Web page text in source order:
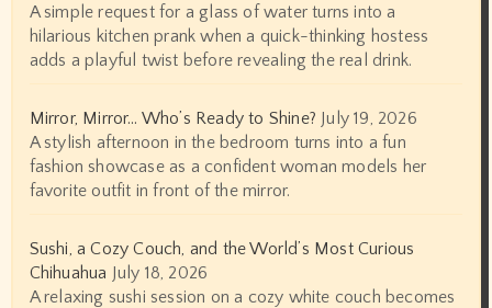
A simple request for a glass of water turns into a
hilarious kitchen prank when a quick-thinking hostess
adds a playful twist before revealing the real drink.
Mirror, Mirror… Who’s Ready to Shine? July 19, 2026
A stylish afternoon in the bedroom turns into a fun
fashion showcase as a confident woman models her
favorite outfit in front of the mirror.
Sushi, a Cozy Couch, and the World’s Most Curious
Chihuahua July 18, 2026
A relaxing sushi session on a cozy white couch becomes